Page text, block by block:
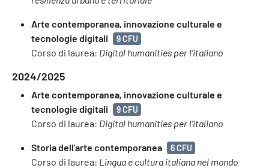
Arte contemporanea, innovazione culturale e
tecnologie digitali
9 CFU
Corso di laurea: Digital humanities per l'italiano
2024/2025
Arte contemporanea, innovazione culturale e
tecnologie digitali
9 CFU
Corso di laurea: Digital humanities per l'italiano
Storia dell'arte contemporanea 6 CFU
Corso di laurea: Lingua e cultura italiana nel mondo